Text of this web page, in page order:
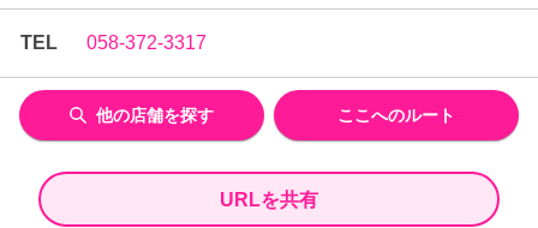
TEL 058-372-3317
他の店舗を探す ここへのルート
URLを共有